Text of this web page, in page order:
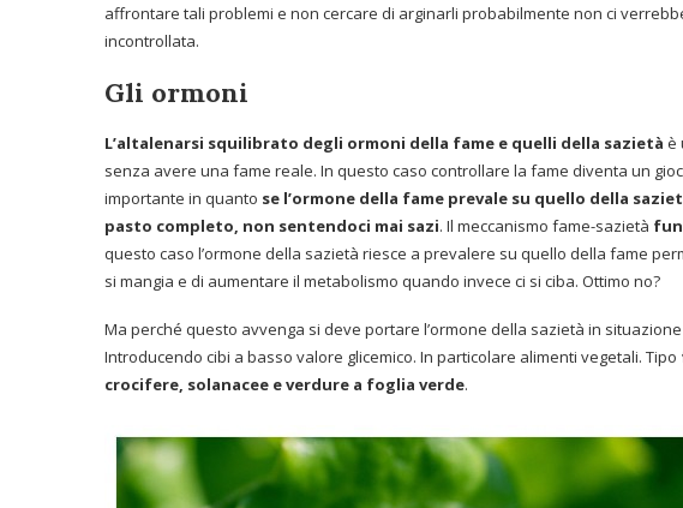
affrontare tali problemi e non cercare di arginarli probabilmente non ci
incontrollata.
Gli ormoni
L’altalenarsi squilibrato degli ormoni della fame e quelli della sazietà è
senza avere una fame reale. In questo caso controllare la fame diventa un
importante in quanto se l’ormone della fame prevale su quello della
pasto completo, non sentendoci mai sazi. Il meccanismo fame-sazietà
questo caso l’ormone della sazietà riesce a prevalere su quello della fame
si mangia e di aumentare il metabolismo quando invece ci si ciba. Ottimo no?
Ma perché questo avvenga si deve portare l’ormone della sazietà in
Introducendo cibi a basso valore glicemico. In particolare alimenti vegetali. Tipo
crocifere, solanacee e verdure a foglia verde.